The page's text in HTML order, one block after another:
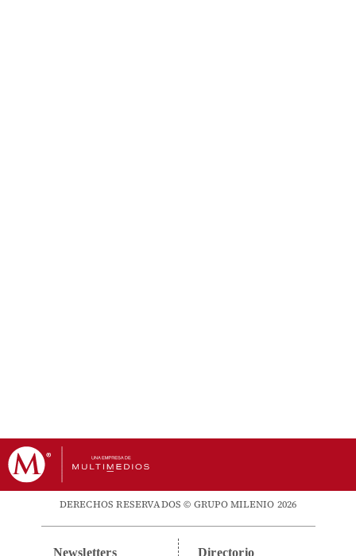
DERECHOS RESERVADOS © GRUPO MILENIO 2026
Newsletters Directorio